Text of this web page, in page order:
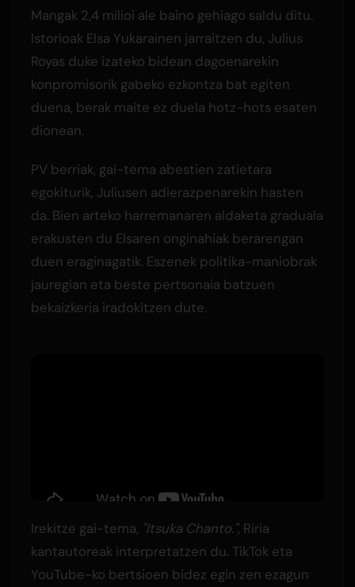
Mangak 2,4 milioi ale baino gehiago saldu ditu.
Istorioak Elsa Yukarainen jarraitzen du, Julius
Royas duke izateko bidean dagoenarekin
konpromisorik gabeko ezkontza bat egiten
duena, berak maite ez duela hotz-hots esaten
dionean.
PV berriak, gai-tema abestien zatietara
egokiturik, Juliusen adierazpenarekin hasten
da. Bien arteko harremanaren aldaketa graduala
erakusten du Elsaren onginahiak berarengan
duen eraginagatik. Eszenek politika-maniobrak
jauregian eta beste pertsonaia batzuen
bekaizkeria iradokitzen dute.
Irekitze gai-tema, "Itsuka Chanto.", Riria
kantautoreak interpretatzen du. TikTok eta
YouTube-ko bertsioen bidez egin zen ezagun